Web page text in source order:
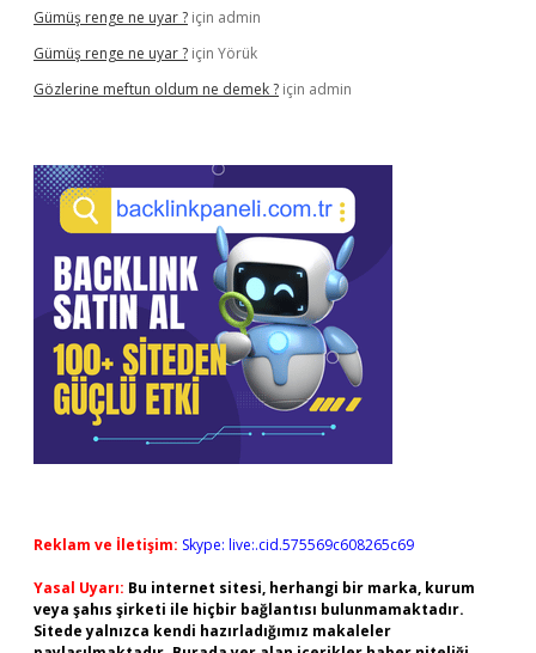
Gümüş renge ne uyar ? için admin
Gümüş renge ne uyar ? için Yörük
Gözlerine meftun oldum ne demek ? için admin
Reklam ve İletişim: Skype: live:.cid.575569c608265c69
Yasal Uyarı: Bu internet sitesi, herhangi bir marka, kurum
veya şahıs şirketi ile hiçbir bağlantısı bulunmamaktadır.
Sitede yalnızca kendi hazırladığımız makaleler